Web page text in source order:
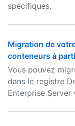
spécifiques.
Migration de
conteneurs à
Vous pouvez
dans le registre
Enterprise Server